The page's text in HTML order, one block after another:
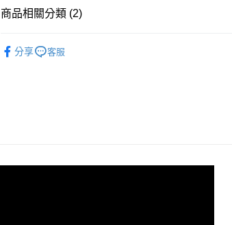
冷凍宅配-紙箱裝
冷凍貨到付款
商品相關分類 (2)
分享 客服